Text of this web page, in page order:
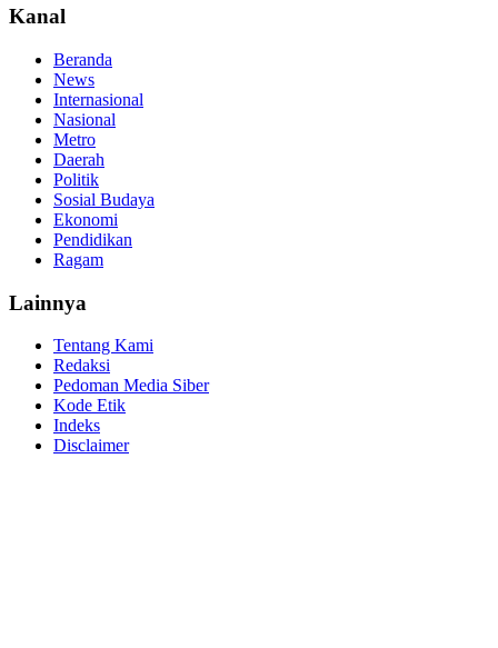
Kanal
Beranda
News
Internasional
Nasional
Metro
Daerah
Politik
Sosial Budaya
Ekonomi
Pendidikan
Ragam
Lainnya
Tentang Kami
Redaksi
Pedoman Media Siber
Kode Etik
Indeks
Disclaimer